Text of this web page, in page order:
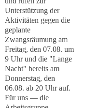
Unterstützung der
Aktivitäten gegen die
geplante
Zwangsräumung am
Freitag, den 07.08. um
9 Uhr und die "Lange
Nacht" bereits am
Donnerstag, den
06.08. ab 20 Uhr auf.
Für uns — die